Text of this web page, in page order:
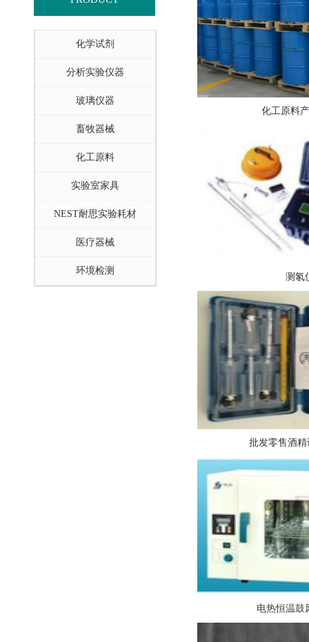
化学试剂
分析实验仪器
玻璃仪器
畜牧器械
化工原料
实验室家具
NEST耐思实验耗材
医疗器械
环境检测
化工原料
测氡
批发零售酒
电热恒温鼓